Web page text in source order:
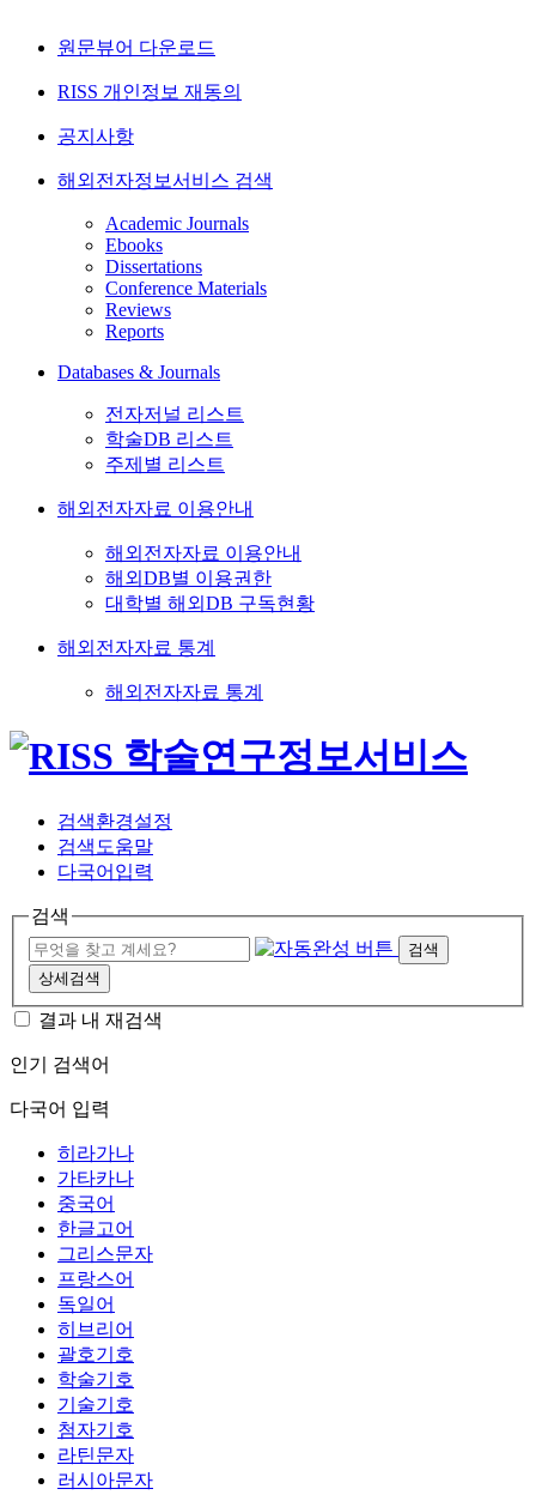
원문뷰어 다운로드
RISS 개인정보 재동의
공지사항
해외전자정보서비스 검색
Academic Journals
Ebooks
Dissertations
Conference Materials
Reviews
Reports
Databases & Journals
전자저널 리스트
학술DB 리스트
주제별 리스트
해외전자자료 이용안내
해외전자자료 이용안내
해외DB별 이용권한
대학별 해외DB 구독현황
해외전자자료 통계
해외전자자료 통계
검색환경설정
검색도움말
다국어입력
검색
검색
상세검색
결과 내 재검색
인기 검색어
다국어 입력
히라가나
가타카나
중국어
한글고어
그리스문자
프랑스어
독일어
히브리어
괄호기호
학술기호
기술기호
첨자기호
라틴문자
러시아문자